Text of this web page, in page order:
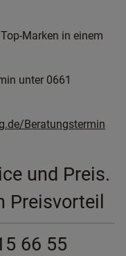
Marken in einem
unter 0661
Beratungstermin
und Preis.
Preisvorteil
66 55